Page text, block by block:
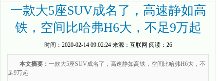
一款大5座SUV成名了，高速静如高
铁，空间比哈弗H6大，不足9万起
时间： 2020-02-14 09:02:24来源： 互联网 阅读：26
本文摘要： 一款大5座SUV成名了，高速静如高铁，空间比哈弗H6大，不
足9万起